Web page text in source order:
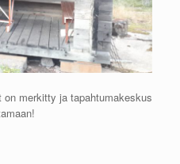
merkitty ja tapahtumakeskus